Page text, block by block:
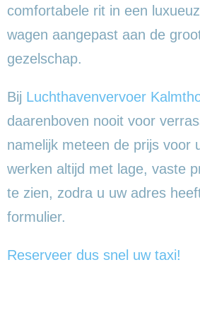
comfortabele rit in een
wagen aangepast aan de
gezelschap.
Bij Luchthavenvervoer
daarenboven nooit voor
namelijk meteen de prijs voor
werken altijd met lage, vaste
te zien, zodra u uw adres
formulier.
Reserveer dus snel uw taxi!